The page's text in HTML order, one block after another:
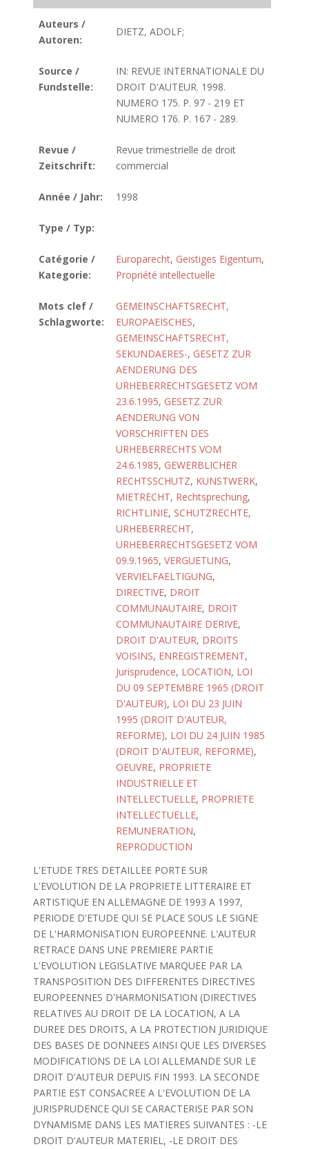
Auteurs /
Autoren:
DIETZ, ADOLF;
Source /
Fundstelle:
IN: REVUE INTERNATIONALE DU
DROIT D'AUTEUR. 1998.
NUMERO 175. P. 97 - 219 ET
NUMERO 176. P. 167 - 289.
Revue /
Zeitschrift:
Revue trimestrielle de droit
commercial
Année / Jahr: 1998
Type / Typ:
Catégorie /
Kategorie:
Europarecht, Geistiges Eigentum,
Propriété intellectuelle
Mots clef /
Schlagworte:
GEMEINSCHAFTSRECHT,
EUROPAEISCHES,
GEMEINSCHAFTSRECHT,
SEKUNDAERES-, GESETZ ZUR
AENDERUNG DES
URHEBERRECHTSGESETZ VOM
23.6.1995, GESETZ ZUR
AENDERUNG VON
VORSCHRIFTEN DES
URHEBERRECHTS VOM
24.6.1985, GEWERBLICHER
RECHTSSCHUTZ, KUNSTWERK,
MIETRECHT, Rechtsprechung,
RICHTLINIE, SCHUTZRECHTE,
URHEBERRECHT,
URHEBERRECHTSGESETZ VOM
09.9.1965, VERGUETUNG,
VERVIELFAELTIGUNG,
DIRECTIVE, DROIT
COMMUNAUTAIRE, DROIT
COMMUNAUTAIRE DERIVE,
DROIT D'AUTEUR, DROITS
VOISINS, ENREGISTREMENT,
Jurisprudence, LOCATION, LOI
DU 09 SEPTEMBRE 1965 (DROIT
D'AUTEUR), LOI DU 23 JUIN
1995 (DROIT D'AUTEUR,
REFORME), LOI DU 24 JUIN 1985
(DROIT D'AUTEUR, REFORME),
OEUVRE, PROPRIETE
INDUSTRIELLE ET
INTELLECTUELLE, PROPRIETE
INTELLECTUELLE,
REMUNERATION,
REPRODUCTION
L'ETUDE TRES DETAILLEE PORTE SUR
L'EVOLUTION DE LA PROPRIETE LITTERAIRE ET
ARTISTIQUE EN ALLEMAGNE DE 1993 A 1997,
PERIODE D'ETUDE QUI SE PLACE SOUS LE SIGNE
DE L'HARMONISATION EUROPEENNE. L'AUTEUR
RETRACE DANS UNE PREMIERE PARTIE
L'EVOLUTION LEGISLATIVE MARQUEE PAR LA
TRANSPOSITION DES DIFFERENTES DIRECTIVES
EUROPEENNES D'HARMONISATION (DIRECTIVES
RELATIVES AU DROIT DE LA LOCATION, A LA
DUREE DES DROITS, A LA PROTECTION JURIDIQUE
DES BASES DE DONNEES AINSI QUE LES DIVERSES
MODIFICATIONS DE LA LOI ALLEMANDE SUR LE
DROIT D'AUTEUR DEPUIS FIN 1993. LA SECONDE
PARTIE EST CONSACREE A L'EVOLUTION DE LA
JURISPRUDENCE QUI SE CARACTERISE PAR SON
DYNAMISME DANS LES MATIERES SUIVANTES : -LE
DROIT D'AUTEUR MATERIEL, -LE DROIT DES